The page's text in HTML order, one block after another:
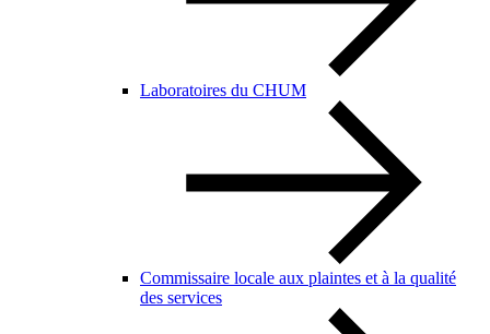
Laboratoires du CHUM
Commissaire locale aux plaintes et à la qualité
des services